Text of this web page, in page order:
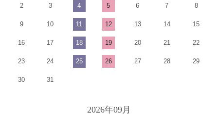
2 3 4 5 6 7 8
9 10 11 12 13 14 15
16 17 18 19 20 21 22
23 24 25 26 27 28 29
30 31
2026年09月